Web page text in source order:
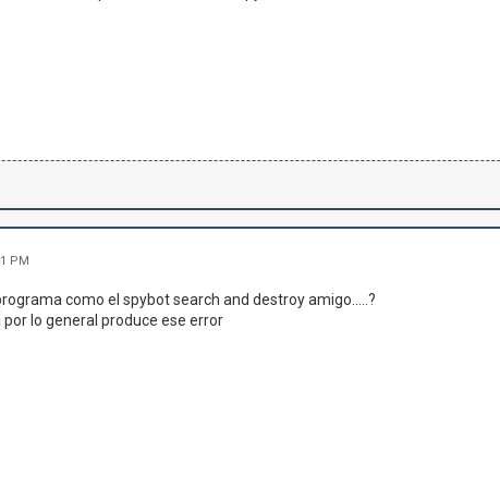
PM
como el spybot search and destroy amigo.....?
lo general produce ese error